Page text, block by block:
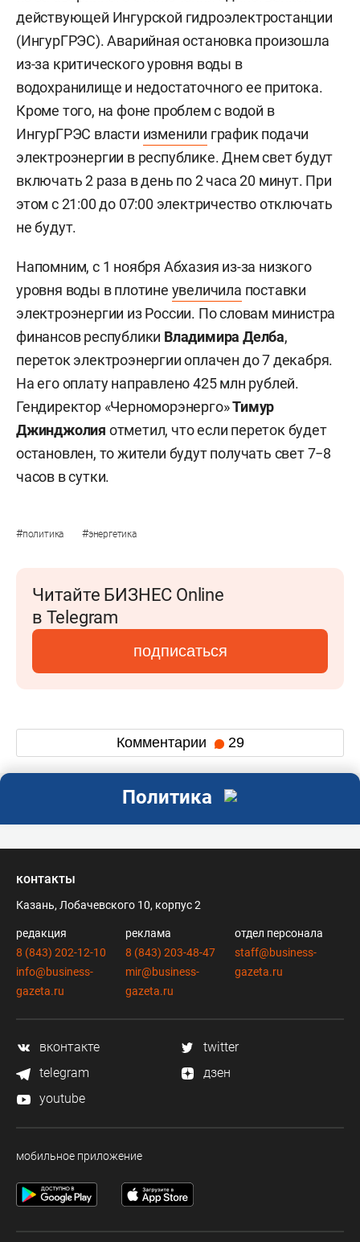
действующей Ингурской гидроэлектростанции
(ИнгурГРЭС). Аварийная остановка произошла
из-за критического уровня воды в
водохранилище и недостаточного ее притока.
Кроме того, на фоне проблем с водой в
ИнгурГРЭС власти изменили график подачи
электроэнергии в республике. Днем свет будут
включать 2 раза в день по 2 часа 20 минут. При
этом с 21:00 до 07:00 электричество отключать
не будут.
Напомним, с 1 ноября Абхазия из-за низкого
уровня воды в плотине увеличила поставки
электроэнергии из России. По словам министра
финансов республики Владимира Делба,
переток электроэнергии оплачен до 7 декабря.
На его оплату направлено 425 млн рублей.
Гендиректор «Черноморэнерго»Тимур
Джинджолия отметил, что если переток будет
остановлен, то жители будут получать свет 7−8
часов в сутки.
#политика #энергетика
Читайте БИЗНЕС Online
в Telegram
подписаться
Комментарии 29
Политика
контакты
Казань, Лобачевского 10, корпус 2
редакция
8 (843) 202-12-10
info@business-
gazeta.ru
реклама
8 (843) 203-48-47
mir@business-
gazeta.ru
отдел персонала
staff@business-
gazeta.ru
вконтакте
twitter
telegram
дзен
youtube
мобильное приложение